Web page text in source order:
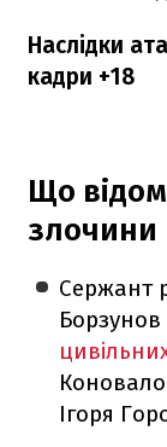
Наслідки
кадри +18
Що
злочини
Сержант
Борзунов
Ігоря